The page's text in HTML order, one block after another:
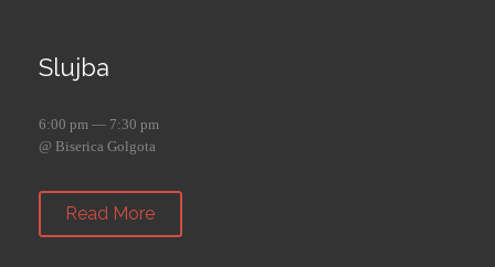
Slujba
6:00 pm — 7:30 pm
@ Biserica Golgota
Read More